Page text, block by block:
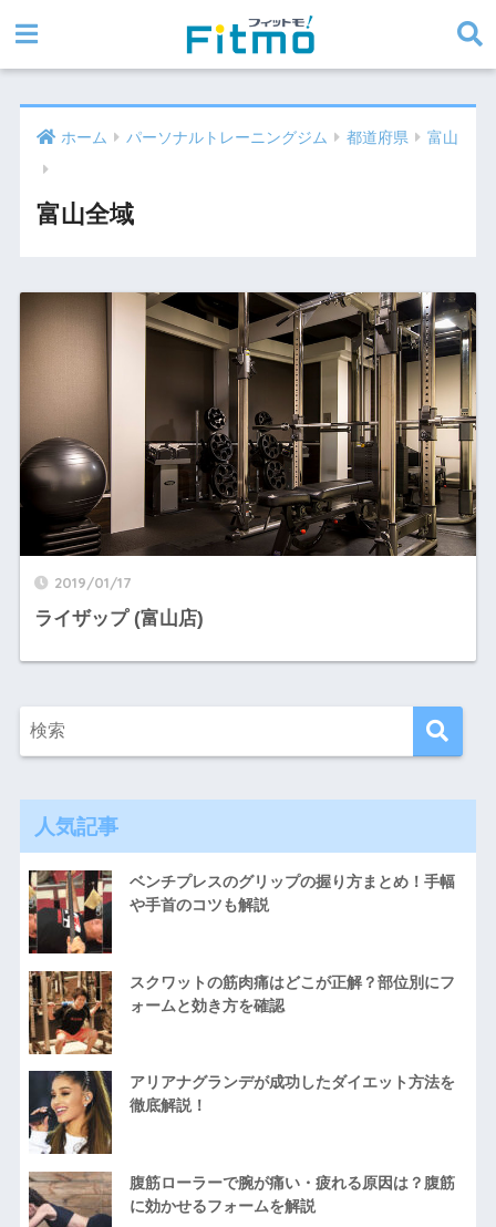
ホーム パーソナルトレーニングジム 都道府県 富山
富山全域
2019/01/17
ライザップ (富山店)
人気記事
ベンチプレスのグリップの握り方まとめ！手幅
や手首のコツも解説
スクワットの筋肉痛はどこが正解？部位別にフ
ォームと効き方を確認
アリアナグランデが成功したダイエット方法を
徹底解説！
腹筋ローラーで腕が痛い・疲れる原因は？腹筋
に効かせるフォームを解説